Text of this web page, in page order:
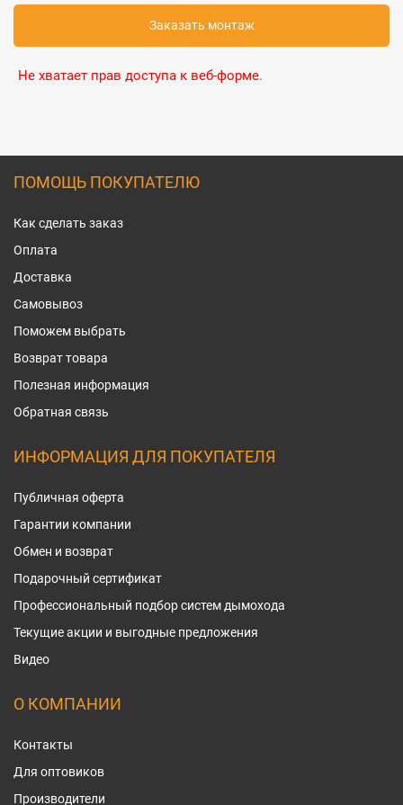
Заказать монтаж
Не хватает прав доступа к веб-форме.
ПОМОЩЬ ПОКУПАТЕЛЮ
Как сделать заказ
Оплата
Доставка
Самовывоз
Поможем выбрать
Возврат товара
Полезная информация
Обратная связь
ИНФОРМАЦИЯ ДЛЯ ПОКУПАТЕЛЯ
Публичная оферта
Гарантии компании
Обмен и возврат
Подарочный сертификат
Профессиональный подбор систем дымохода
Текущие акции и выгодные предложения
Видео
О КОМПАНИИ
Контакты
Для оптовиков
Производители